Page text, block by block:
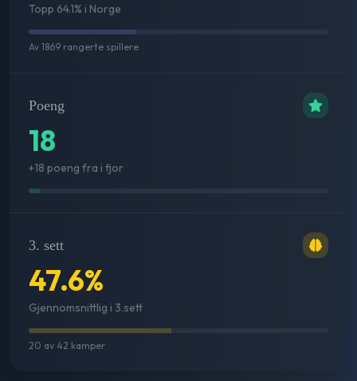
Topp 64.1% i Norge
Av 1869 rangerte spillere
Poeng
18
+18 poeng fra i fjor
3. sett
47.6%
Gjennomsnittlig i 3.sett
20 av 42 kamper